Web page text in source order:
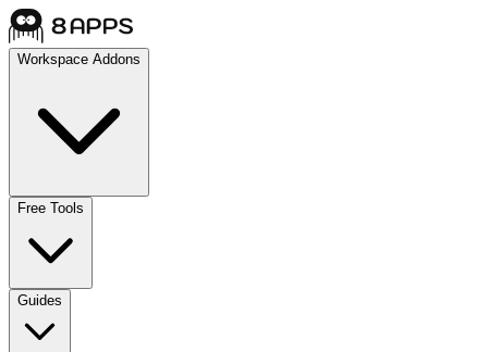
Workspace Addons
Free Tools
Guides